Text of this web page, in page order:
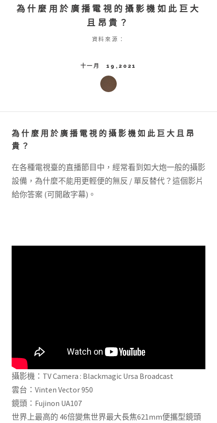
為什麼用於廣播電視的攝影機如此巨大
且昂貴？
資料來源：
十一月 19,2021
為什麼用於廣播電視的攝影機如此巨大且昂
貴？
在各種電視臺的直播節目中，經常看到如大炮一般的攝影
設備，為什麼不能用更輕便的無反 / 單反替代？這個影片
給你答案 (可開啟字幕)。
攝影機：TV Camera : Blackmagic Ursa Broadcast
雲台：Vinten Vector 950
鏡頭：Fujinon UA107
世界上最高的 46倍變焦世界最大長焦621mm便攜型鏡頭